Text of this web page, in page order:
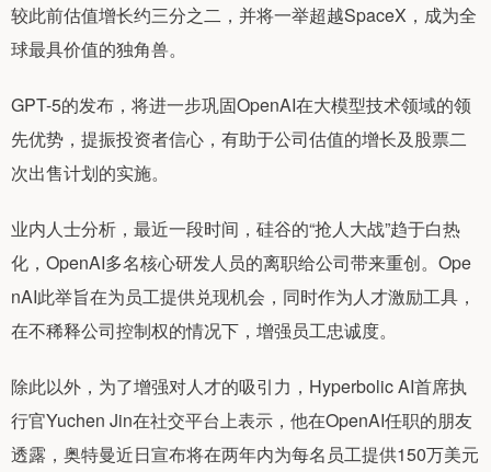
较此前估值增长约三分之二，并将一举超越SpaceX，成为全
球最具价值的独角兽。
GPT-5的发布，将进一步巩固OpenAI在大模型技术领域的领
先优势，提振投资者信心，有助于公司估值的增长及股票二
次出售计划的实施。
业内人士分析，最近一段时间，硅谷的“抢人大战”趋于白热
化，OpenAI多名核心研发人员的离职给公司带来重创。Ope
nAI此举旨在为员工提供兑现机会，同时作为人才激励工具，
在不稀释公司控制权的情况下，增强员工忠诚度。
除此以外，为了增强对人才的吸引力，Hyperbolic AI首席执
行官Yuchen Jin在社交平台上表示，他在OpenAI任职的朋友
透露，奥特曼近日宣布将在两年内为每名员工提供150万美元